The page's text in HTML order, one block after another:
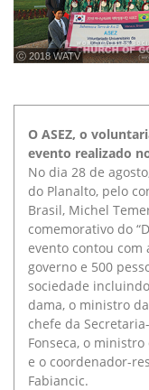
ⓒ 2018 WATV
O ASEZ, o
evento realizado
No dia 28 de
do Planalto, pelo
Brasil, Michel
comemorativo do
evento contou
governo e 500
sociedade
dama, o ministro
chefe da
Fonseca, o ministro
e o coordenador-
Fabiancic.